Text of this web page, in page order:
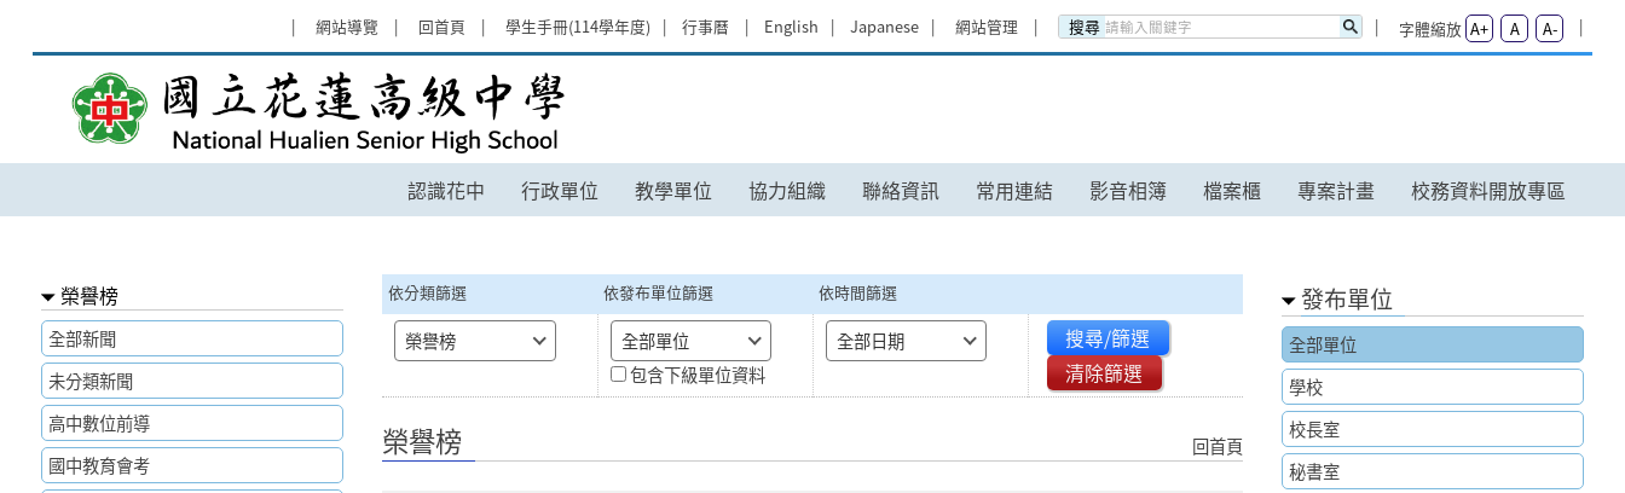
網站導覽
回首頁 學生手冊(114學年度) 行事曆 English Japanese 網站管理 搜尋 字體縮放 A+ A A-
榮譽榜 - 國立花蓮高級中學
認識花中 行政單位 教學單位 協力組織 聯絡資訊 常用連結 影音相簿 檔案櫃 專案計畫
校務資料開放專區
:::
榮譽榜
全部新聞
未分類新聞
高中數位前導
國中教育會考
依分類篩選 依發布單位篩選 依時間篩選
榮譽榜
全部單位
包含下級單位資料
全部日期
搜尋/篩選
清除篩選
榮譽榜 回首頁
發布單位
全部單位
學校
校長室
秘書室